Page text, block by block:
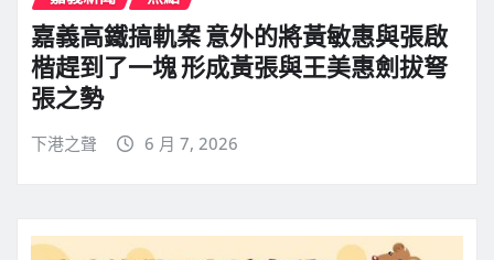
嘉義高鐵搞軌案 意外的將黃敏惠與張啟
楷趕到了一塊 形成黃張與王美惠劍拔弩
張之勢
下港之聲 6 月 7, 2026